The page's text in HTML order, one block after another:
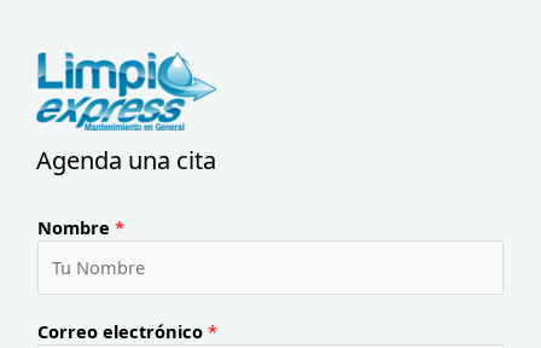
Agenda una cita
Nombre *
Correo electrónico *